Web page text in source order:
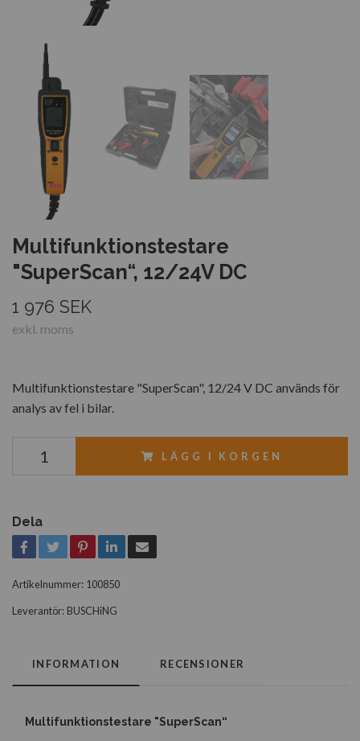
Multifunktionstestare
"SuperScan“, 12/24V DC
1 976 SEK
exkl. moms
Multifunktionstestare "SuperScan", 12/24 V DC används för
analys av fel i bilar.
LÄGG I KORGEN
Dela
Artikelnummer: 100850
Leverantör: BUSCHiNG
INFORMATION RECENSIONER
Multifunktionstestare "SuperScan“